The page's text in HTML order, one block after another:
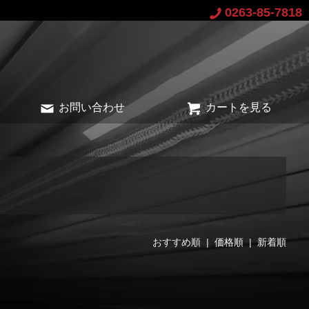
0263-85-7818
お問い合わせ カートを見る
おすすめ順 | 価格順|新着順